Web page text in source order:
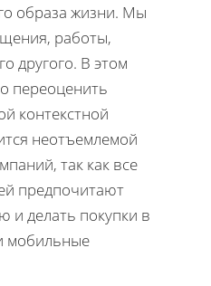
образа жизни. Мы
работы,
другого. В этом
переоценить
контекстной
неотъемлемой
так как все
предпочитают
и делать покупки в
мобильные